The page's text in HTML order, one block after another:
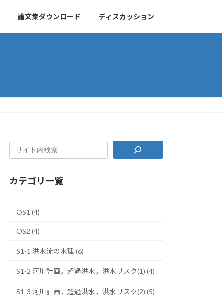
論文集ダウンロード ディスカッション
カテゴリ一覧
OS1 (4)
OS2 (4)
S1-1 洪水流の水理 (6)
S1-2 河川計画，超過洪水，洪水リスク(1) (4)
S1-3 河川計画，超過洪水，洪水リスク(2) (5)